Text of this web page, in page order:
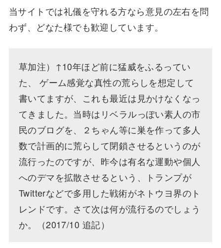
当サイトでは礼儀を守れる方なら意見の左右を問
わず、どなた様でも歓迎しています。
草加注）↑10年ほど前に猛威をふるってい
た、 ゲーム感覚な真性の荒らしを想定して
書いてますが、これも最近は見かけなくなっ
てきました。当時はリベラルっぽい素人の市
民のブログを、２ちゃん等に巣を作って多人
数で計画的に荒らして閉鎖させるというのが
流行ったのですが、昨今は有名な運動や個人
へのデマを拡散させるという、トランプが
Twitterなどで多用した戦術がネトウヨ界のト
レンドです。さて次は何が流行るのでしょう
か。（2017/10 追記）